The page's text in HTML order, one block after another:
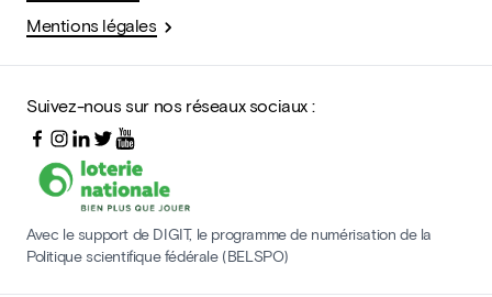
Mentions légales
Suivez-nous sur nos réseaux sociaux :
Avec le support de DIGIT, le programme de numérisation de la
Politique scientifique fédérale (BELSPO)